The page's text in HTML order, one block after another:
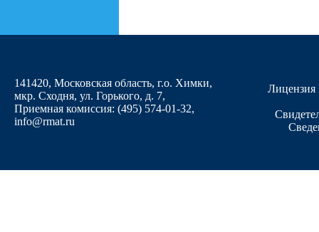
141420, Московская область, г.о. Химки,
мкр. Сходня, ул. Горького, д. 7,
Приемная комиссия: (495) 574-01-32,
info@rmat.ru
Лицензия